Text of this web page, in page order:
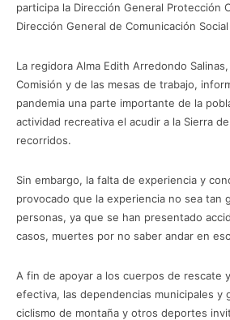
participa la Dirección General Protección
Dirección General de Comunicación
La regidora Alma Edith Arredondo
Comisión y de las mesas de trabajo,
pandemia una parte importante de la
actividad recreativa el acudir a la Sierra
recorridos.
Sin embargo, la falta de experiencia y
provocado que la experiencia no sea tan
personas, ya que se han presentado
casos, muertes por no saber andar en
A fin de apoyar a los cuerpos de rescate
efectiva, las dependencias municipales y
ciclismo de montaña y otros deportes